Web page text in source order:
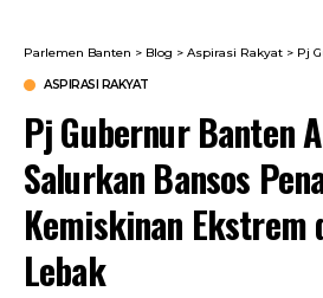
Parlemen Banten > Blog > Aspirasi Rakyat > Pj
ASPIRASI RAKYAT
Pj Gubernur Banten
Salurkan Bansos
Kemiskinan Ekstrem
Lebak